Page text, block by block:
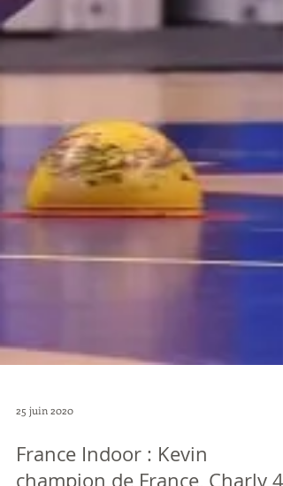
25 juin 2020